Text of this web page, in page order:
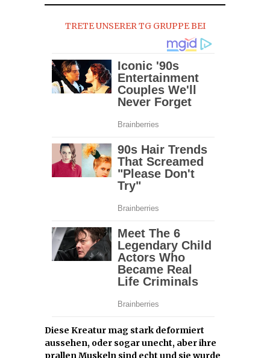
TRETE UNSERER TG GRUPPE BEI
Diese Kreatur mag stark deformiert
aussehen, oder sogar unecht, aber ihre
prallen Muskeln sind echt und sie wurde